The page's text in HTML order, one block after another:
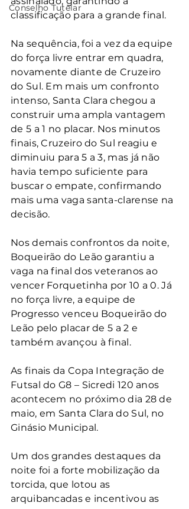
Conselho Tutelar
classificação para a grande final.
Na sequência, foi a vez da equipe
do força livre entrar em quadra,
novamente diante de Cruzeiro
do Sul. Em mais um confronto
intenso, Santa Clara chegou a
construir uma ampla vantagem
de 5 a 1 no placar. Nos minutos
finais, Cruzeiro do Sul reagiu e
diminuiu para 5 a 3, mas já não
havia tempo suficiente para
buscar o empate, confirmando
mais uma vaga santa-clarense na
decisão.
Nos demais confrontos da noite,
Boqueirão do Leão garantiu a
vaga na final dos veteranos ao
vencer Forquetinha por 10 a 0. Já
no força livre, a equipe de
Progresso venceu Boqueirão do
Leão pelo placar de 5 a 2 e
também avançou à final.
As finais da Copa Integração de
Futsal do G8 – Sicredi 120 anos
acontecem no próximo dia 28 de
maio, em Santa Clara do Sul, no
Ginásio Municipal.
Um dos grandes destaques da
noite foi a forte mobilização da
torcida, que lotou as
arquibancadas e incentivou as